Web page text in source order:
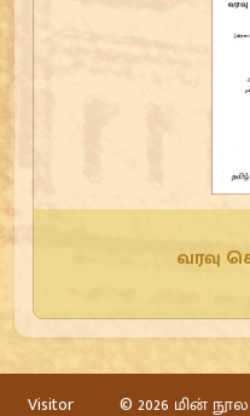
வரவு
Visitor © 2026 மின்